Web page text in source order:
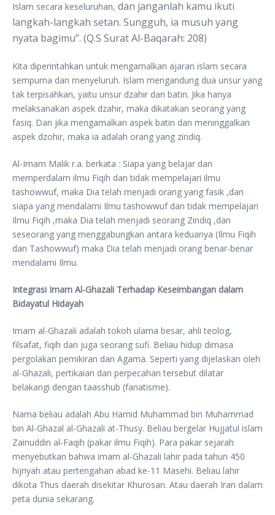
Islam secara keseluruhan, dan janganlah kamu ikuti
langkah-langkah setan. Sungguh, ia musuh yang
nyata bagimu”. (Q.S Surat Al-Baqarah: 208)
Kita diperintahkan untuk mengamalkan ajaran islam secara
sempurna dan menyeluruh. Islam mengandung dua unsur yang
tak terpisahkan, yaitu unsur dzahir dan batin. Jika hanya
melaksanakan aspek dzahir, maka dikatakan seorang yang
fasiq. Dan jika mengamalkan aspek batin dan meninggalkan
aspek dzohir, maka ia adalah orang yang zindiq.
Al-Imam Malik r.a. berkata : Siapa yang belajar dan
memperdalam ilmu Fiqih dan tidak mempelajari ilmu
tashowwuf, maka Dia telah menjadi orang yang fasik ,dan
siapa yang mendalami Ilmu tashowwuf dan tidak mempelajari
Ilmu Fiqih ,maka Dia telah menjadi seorang Zindiq ,dan
seseorang yang menggabungkan antara keduanya (Ilmu Fiqih
dan Tashowwuf) maka Dia telah menjadi orang benar-benar
mendalami Ilmu.
Integrasi Imam Al-Ghazali Terhadap Keseimbangan dalam
Bidayatul Hidayah
Imam al-Ghazali adalah tokoh ulama besar, ahli teolog,
filsafat, fiqih dan juga seorang sufi. Beliau hidup dimasa
pergolakan pemikiran dan Agama. Seperti yang dijelaskan oleh
al-Ghazali, pertikaian dan perpecahan tersebut dilatar
belakangi dengan taasshub (fanatisme).
Nama beliau adalah Abu Hamid Muhammad bin Muhammad
bin Al-Ghazal al-Ghazali at-Thusy. Beliau bergelar Hujjatul islam
Zainuddin al-Faqih (pakar ilmu Fiqih). Para pakar sejarah
menyebutkan bahwa imam al-Ghazali lahir pada tahun 450
hijriyah atau pertengahan abad ke-11 Masehi. Beliau lahir
dikota Thus daerah disekitar Khurosan. Atau daerah Iran dalam
peta dunia sekarang.